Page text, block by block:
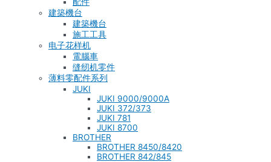
配件
建築機台
建築機台
施工工具
电子花样机
電腦車
缝纫机零件
薄料零配件系列
JUKI
JUKI 9000/9000A
JUKI 372/373
JUKI 781
JUKI 8700
BROTHER
BROTHER 8450/8420
BROTHER 842/845